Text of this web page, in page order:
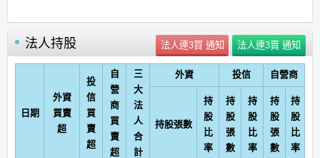
法人持股
日期
外資
買賣
超
投
信
買
賣
超
自
營
商
買
賣
超
三
大
法
人
合
計
外資 投信 自營商
持股張數
持
股
比
率
持
股
張
數
持
股
比
率
持
股
張
數
持
股
比
率